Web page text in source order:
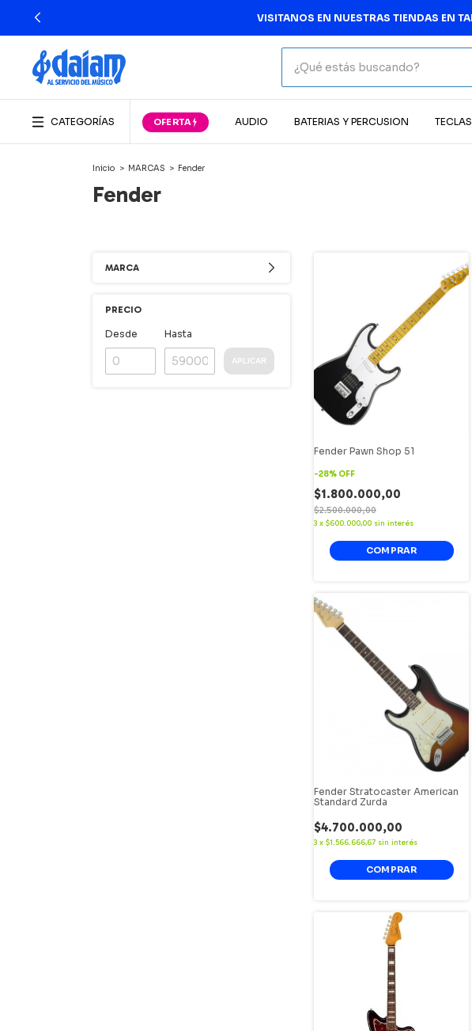
CATEGORÍAS AUDIO BATERIAS Y PERCUSION TECLAS
Inicio > MARCAS > Fender
Fender
MARCA
PRECIO
Desde Hasta
APLICAR
Fender Pawn Shop 51
-28% OFF
$1.800.000,00
$2.500.000,00
3 x $600.000,00 sin interés
Fender Stratocaster American
Standard Zurda
$4.700.000,00
3 x $1.566.666,67 sin interés